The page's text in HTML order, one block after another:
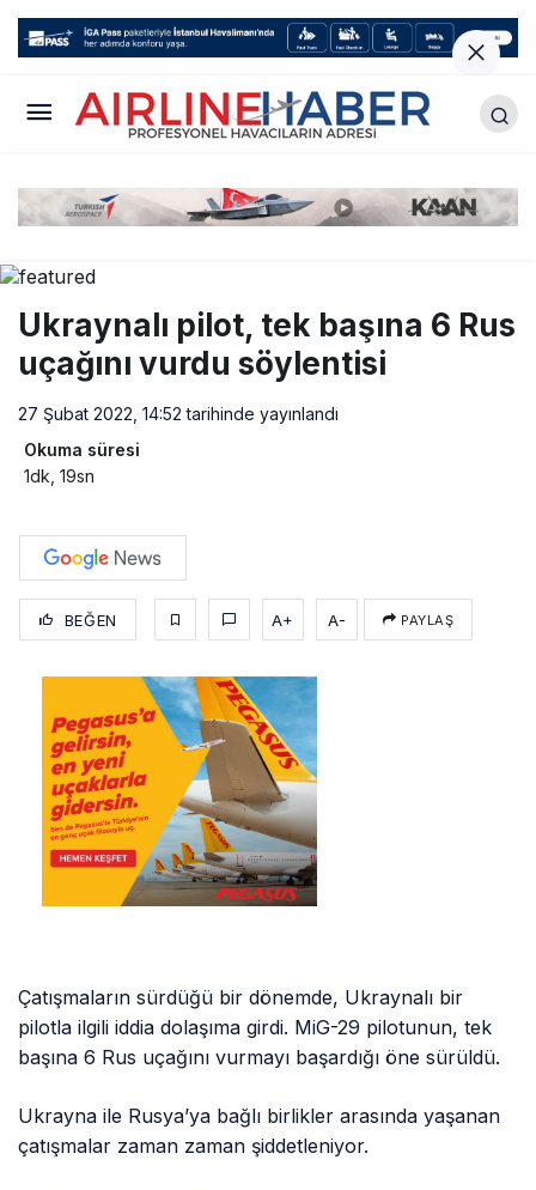
Ukraynalı pilot, tek başına 6 Rus
uçağını vurdu söylentisi
27 Şubat 2022, 14:52 tarihinde yayınlandı
Okuma süresi
1dk, 19sn
BEĞEN A+ A- PAYLAŞ
Çatışmaların sürdüğü bir dönemde, Ukraynalı bir
pilotla ilgili iddia dolaşıma girdi. MiG-29 pilotunun, tek
başına 6 Rus uçağını vurmayı başardığı öne sürüldü.
Ukrayna ile Rusya’ya bağlı birlikler arasında yaşanan
çatışmalar zaman zaman şiddetleniyor.